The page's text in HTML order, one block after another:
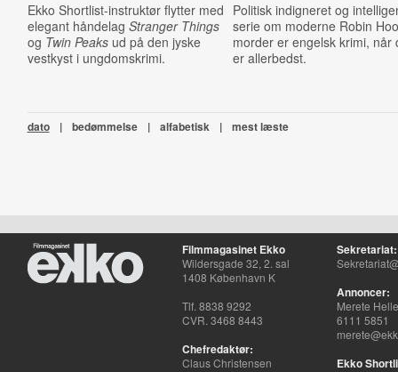
Ekko Shortlist-instruktør flytter med
elegant håndelag Stranger Things
og Twin Peaksud på den jyske
vestkyst i ungdomskrimi.
Politisk indigneret og
serie om moderne Robin
morder er engelsk krimi, når
er allerbedst.
dato | bedømmelse | alfabetisk | mest læste
Filmmagasinet Ekko
Wildersgade 32, 2. sal
1408 København K
Tlf. 8838 9292
CVR. 3468 8443
Chefredaktør:
Claus Christensen
Sekretariat:
Annoncer:
Merete
6111 5851
Ekko